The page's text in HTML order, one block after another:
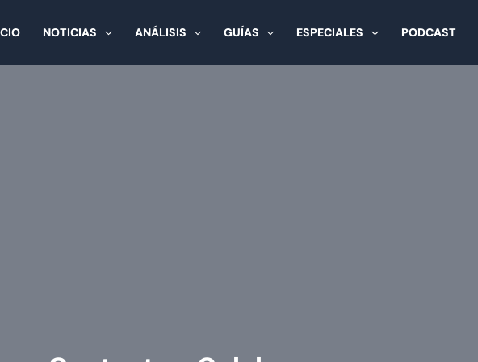
NOTICIAS ANÁLISIS GUÍAS ESPECIALES PODCAST